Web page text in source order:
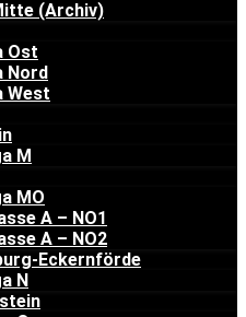
(Archiv)
Ost
Nord
West
M
MO
A – NO1
A – NO2
Eckernförde
N